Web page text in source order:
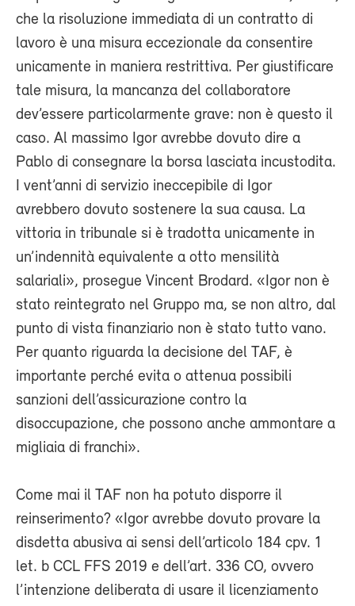
che la risoluzione immediata di un contratto di
lavoro è una misura eccezionale da consentire
unicamente in maniera restrittiva. Per giustificare
tale misura, la mancanza del collaboratore
dev’essere particolarmente grave: non è questo il
caso. Al massimo Igor avrebbe dovuto dire a
Pablo di consegnare la borsa lasciata incustodita.
I vent’anni di servizio ineccepibile di Igor
avrebbero dovuto sostenere la sua causa. La
vittoria in tribunale si è tradotta unicamente in
un’indennità equivalente a otto mensilità
salariali», prosegue Vincent Brodard. «Igor non è
stato reintegrato nel Gruppo ma, se non altro, dal
punto di vista finanziario non è stato tutto vano.
Per quanto riguarda la decisione del TAF, è
importante perché evita o attenua possibili
sanzioni dell’assicurazione contro la
disoccupazione, che possono anche ammontare a
migliaia di franchi».
Come mai il TAF non ha potuto disporre il
reinserimento? «Igor avrebbe dovuto provare la
disdetta abusiva ai sensi dell’articolo 184 cpv. 1
let. b CCL FFS 2019 e dell’art. 336 CO, ovvero
l’intenzione deliberata di usare il licenziamento